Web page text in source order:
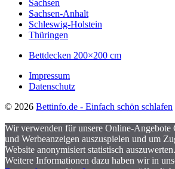
Sachsen
Sachsen-Anhalt
Schleswig-Holstein
Thüringen
Bettdecken 200×200 cm
Impressum
Datenschutz
© 2026 Bettinfo.de - Einfach schön schlafen
Wir verwenden für unsere Online-Angebote
und Werbeanzeigen auszuspielen und um
Website anonymisiert statistisch auszuwerten.
Weitere Informationen dazu haben wir in